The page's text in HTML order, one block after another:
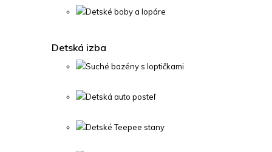
Detské boby a lopáre
Detská izba
Suché bazény s loptičkami
Detská auto posteľ
Detské Teepee stany